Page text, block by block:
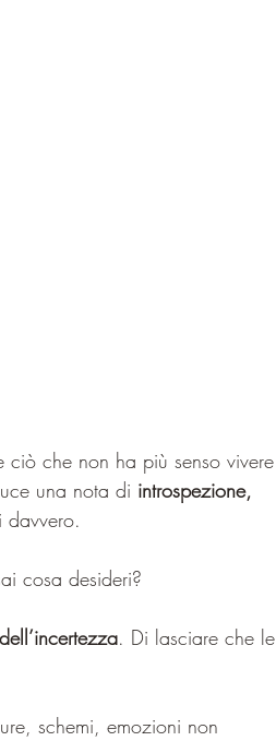
che non ha più senso vivere
una nota di introspezione,
davvero.
cosa desideri?
. Di lasciare che le
schemi, emozioni non